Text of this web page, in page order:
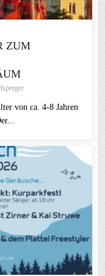
ZUM
von ca. 4-8 Jahren